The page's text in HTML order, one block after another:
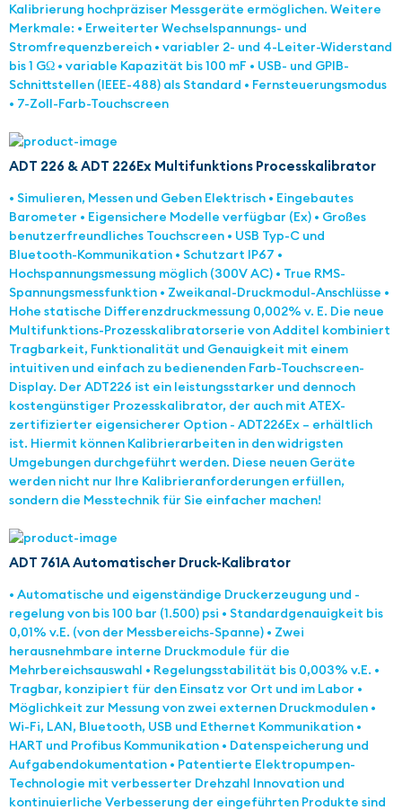
Kalibrierung hochpräziser Messgeräte ermöglichen. Weitere
Merkmale: • Erweiterter Wechselspannungs- und
Stromfrequenzbereich • variabler 2- und 4-Leiter-Widerstand
bis 1 GΩ • variable Kapazität bis 100 mF • USB- und GPIB-
Schnittstellen (IEEE-488) als Standard • Fernsteuerungsmodus
• 7-Zoll-Farb-Touchscreen
ADT 226 & ADT 226Ex Multifunktions Processkalibrator
• Simulieren, Messen und Geben Elektrisch • Eingebautes
Barometer • Eigensichere Modelle verfügbar (Ex) • Großes
benutzerfreundliches Touchscreen • USB Typ-C und
Bluetooth-Kommunikation • Schutzart IP67 •
Hochspannungsmessung möglich (300V AC) • True RMS-
Spannungsmessfunktion • Zweikanal-Druckmodul-Anschlüsse •
Hohe statische Differenzdruckmessung 0,002% v. E. Die neue
Multifunktions-Prozesskalibratorserie von Additel kombiniert
Tragbarkeit, Funktionalität und Genauigkeit mit einem
intuitiven und einfach zu bedienenden Farb-Touchscreen-
Display. Der ADT226 ist ein leistungsstarker und dennoch
kostengünstiger Prozesskalibrator, der auch mit ATEX-
zertifizierter eigensicherer Option - ADT226Ex – erhältlich
ist. Hiermit können Kalibrierarbeiten in den widrigsten
Umgebungen durchgeführt werden. Diese neuen Geräte
werden nicht nur Ihre Kalibrieranforderungen erfüllen,
sondern die Messtechnik für Sie einfacher machen!
ADT 761A Automatischer Druck-Kalibrator
• Automatische und eigenständige Druckerzeugung und -
regelung von bis 100 bar (1.500) psi • Standardgenauigkeit bis
0,01% v.E. (von der Messbereichs-Spanne) • Zwei
herausnehmbare interne Druckmodule für die
Mehrbereichsauswahl • Regelungsstabilität bis 0,003% v.E. •
Tragbar, konzipiert für den Einsatz vor Ort und im Labor •
Möglichkeit zur Messung von zwei externen Druckmodulen •
Wi-Fi, LAN, Bluetooth, USB und Ethernet Kommunikation •
HART und Profibus Kommunikation • Datenspeicherung und
Aufgabendokumentation • Patentierte Elektropumpen-
Technologie mit verbesserter Drehzahl Innovation und
kontinuierliche Verbesserung der eingeführten Produkte sind